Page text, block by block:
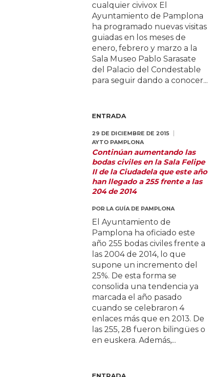
cualquier civivox El
Ayuntamiento de Pamplona
ha programado nuevas visitas
guiadas en los meses de
enero, febrero y marzo a la
Sala Museo Pablo Sarasate
del Palacio del Condestable
para seguir dando a conocer...
ENTRADA
29 DE DICIEMBRE DE 2015
AYTO PAMPLONA
Continúan aumentando las
bodas civiles en la Sala Felipe
II de la Ciudadela que este año
han llegado a 255 frente a las
204 de 2014
POR LA GUÍA DE PAMPLONA
El Ayuntamiento de
Pamplona ha oficiado este
año 255 bodas civiles frente a
las 2004 de 2014, lo que
supone un incremento del
25%. De esta forma se
consolida una tendencia ya
marcada el año pasado
cuando se celebraron 4
enlaces más que en 2013. De
las 255, 28 fueron bilingües o
en euskera. Además,...